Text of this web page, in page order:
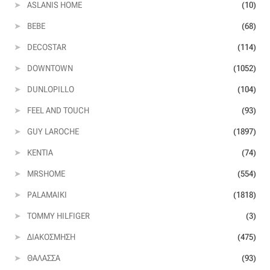
Οργάντζα με κέντημα
Οργάντζα με ταφτά
Οργάντζα με φλοκ
Οργάντζα μεταξωτή
Οργάντζα ντεβορέ
Οργάντζα τσαλακωτή
Σενίλ
ASLANIS HOME (10)
BEBE (68)
DECOSTAR (114)
DOWNTOWN (1052)
DUNLOPILLO (104)
FEEL AND TOUCH (93)
GUY LAROCHE (1897)
KENTIA (74)
MRSHOME (554)
PALAMAIKI (1818)
TOMMY HILFIGER (3)
ΔΙΑΚΌΣΜΗΣΗ (475)
ΘΆΛΑΣΣΑ (93)